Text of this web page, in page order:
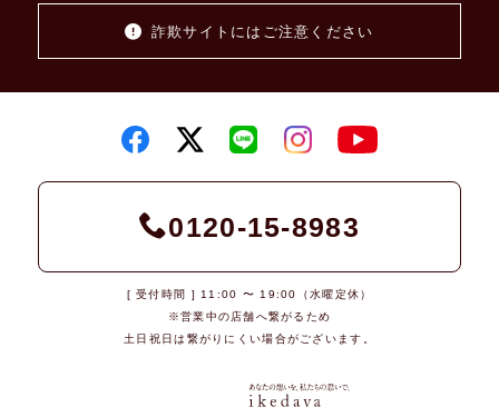
詐欺サイトにはご注意ください
0120-15-8983
[ 受付時間 ] 11:00 〜 19:00（水曜定休）
※営業中の店舗へ繋がるため
土日祝日は繋がりにくい場合がございます。